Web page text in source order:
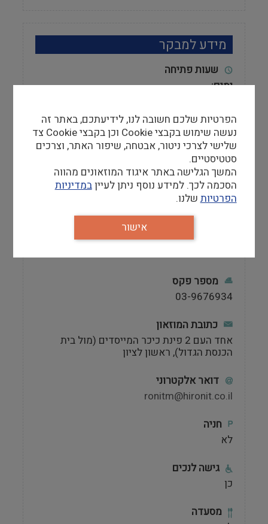
מידע למבקר
שעות פתיחה
ימים:
שבת ראשונה של חודש אזרחי:
14:00-10:00
קבלת שירות בארכיון
יש לתאם מראש.
אתר
טלפון
מספר פקס
03-9676934
כתובת המוזאון
אחד העם 2 פינת כיכר המייסדים (מול בית
הכנסת הגדול), ראשון לציון
דואר אלקטרוני
ronitm@hironit.co.il
חניה
לא
גישה לנכים
כן
מסעדה
הפרטיות שלכם חשובה לנו, לידיעתכם, באתר זה
נעשה שימוש בקבצי Cookie וכן בקבצי Cookie צד
שלישי לצרכי ניטור, אבטחה, שיפור האתר, וצרכים
סטטיסטיים.
המשך הגלישה באתר איגוד המוזאונים מהווה
הסכמה לכך. למידע נוסף ניתן לעייןבמדיניות
הפרטיות שלנו.
אישור